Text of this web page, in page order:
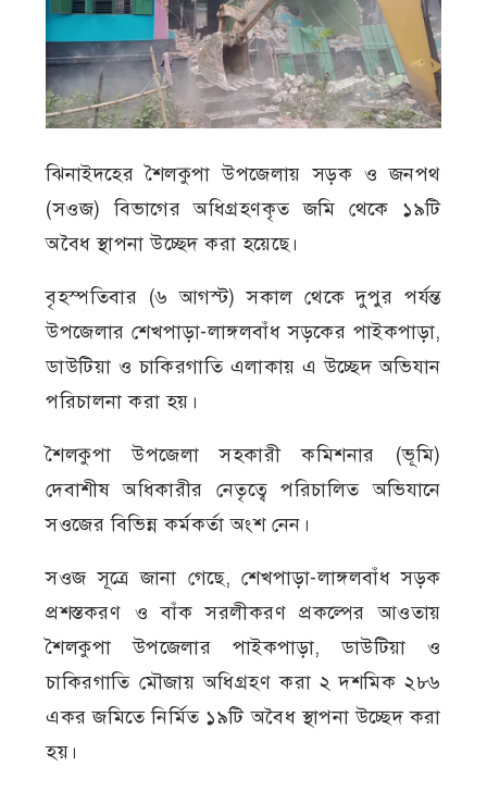
ঝিনাইদহের শৈলকুপা উপজেলায় সড়ক ও জনপথ
(সওজ) বিভাগের অধিগ্রহণকৃত জমি থেকে ১৯টি
অবৈধ স্থাপনা উচ্ছেদ করা হয়েছে।
বৃহস্পতিবার (৬ আগস্ট) সকাল থেকে দুপুর পর্যন্ত
উপজেলার শেখপাড়া-লাঙ্গলবাঁধ সড়কের পাইকপাড়া,
ডাউটিয়া ও চাকিরগাতি এলাকায় এ উচ্ছেদ অভিযান
পরিচালনা করা হয়।
শৈলকুপা উপজেলা সহকারী কমিশনার (ভূমি)
দেবাশীষ অধিকারীর নেতৃত্বে পরিচালিত অভিযানে
সওজের বিভিন্ন কর্মকর্তা অংশ নেন।
সওজ সূত্রে জানা গেছে, শেখপাড়া-লাঙ্গলবাঁধ সড়ক
প্রশস্তকরণ ও বাঁক সরলীকরণ প্রকল্পের আওতায়
শৈলকুপা উপজেলার পাইকপাড়া, ডাউটিয়া ও
চাকিরগাতি মৌজায় অধিগ্রহণ করা ২ দশমিক ২৮৬
একর জমিতে নির্মিত ১৯টি অবৈধ স্থাপনা উচ্ছেদ করা
হয়।